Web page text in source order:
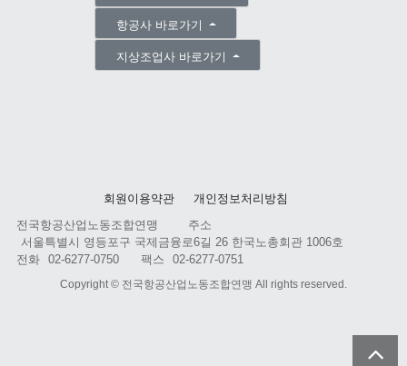
항공사 바로가기
지상조업사 바로가기
회원이용약관
개인정보처리방침
전국항공산업노동조합연맹
주소
서울특별시 영등포구 국제금융로6길 26 한국노총회관 1006호
전화
02-6277-0750 팩스 02-6277-0751
Copyright © 전국항공산업노동조합연맹 All rights reserved.